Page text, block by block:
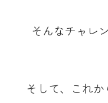
そんなチャレ
そして、これ